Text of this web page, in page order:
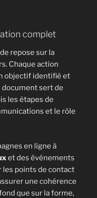
complet
repose sur la
Chaque action
objectif identifié et
document sert de
les étapes de
et le rôle
en ligne à
et des événements
points de contact
une cohérence
que sur la forme,